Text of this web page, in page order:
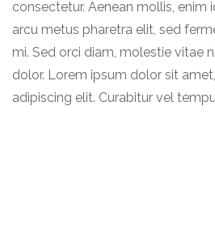
consectetur. Aenean mollis, enim
arcu metus pharetra elit, sed
mi. Sed orci diam, molestie vitae
dolor. Lorem ipsum dolor sit
adipiscing elit. Curabitur vel